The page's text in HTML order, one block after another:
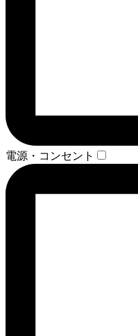
電源・コンセント